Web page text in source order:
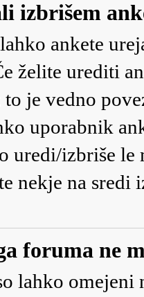
izbrišem
ankete
želite urediti
je vedno
uporabnik
uredi/izbriše le
nekje na sredi
foruma ne
lahko omejeni